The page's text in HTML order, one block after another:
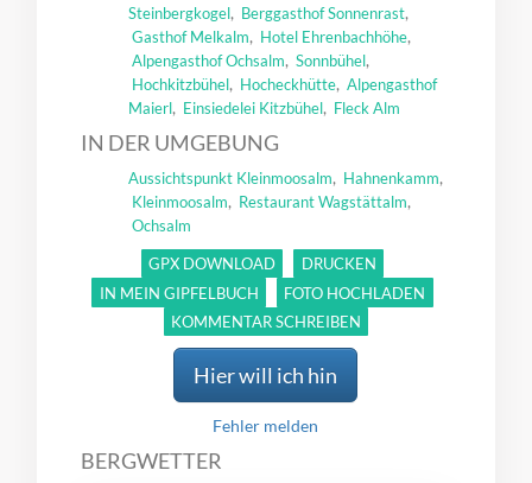
Steinbergkogel, Berggasthof Sonnenrast,
Gasthof Melkalm, Hotel Ehrenbachhöhe,
Alpengasthof Ochsalm,Sonnbühel,
Hochkitzbühel, Hocheckhütte,Alpengasthof
Maierl, Einsiedelei Kitzbühel, Fleck Alm
IN DER UMGEBUNG
Aussichtspunkt Kleinmoosalm, Hahnenkamm,
Kleinmoosalm, Restaurant Wagstättalm,
Ochsalm
GPX DOWNLOAD
DRUCKEN
IN MEIN GIPFELBUCH
FOTO HOCHLADEN
KOMMENTAR SCHREIBEN
Hier will ich hin
Fehler melden
BERGWETTER